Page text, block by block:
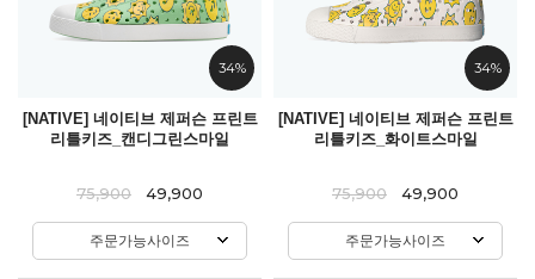
34%
[NATIVE] 네이티브 제퍼슨 프린트
리틀키즈_캔디그린스마일
75,900 49,900
주문가능사이즈
34%
[NATIVE] 네이티브 제퍼슨 프린트
리틀키즈_화이트스마일
75,900 49,900
주문가능사이즈